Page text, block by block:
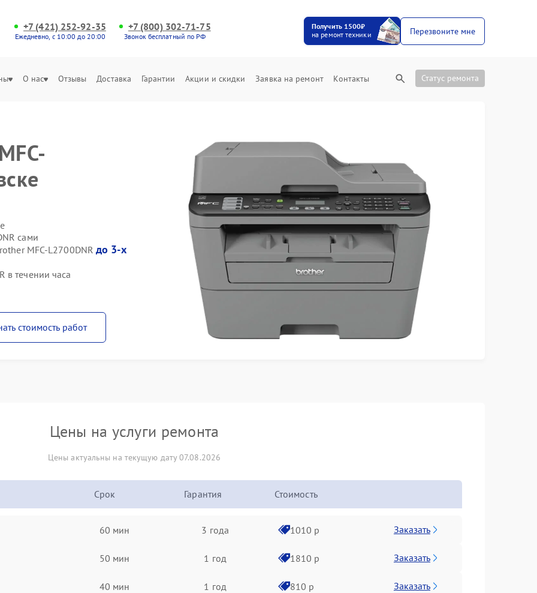
+7 (421) 252-92-35
Ежедневно, с 10:00 до 20:00
+7 (800) 302-71-75
Звонок бесплатный по РФ
Получить 1500₽
на ремонт техники
Перезвоните мне
О нас Отзывы Доставка Гарантии Акции и скидки Заявка на ремонт Контакты Статус ремонта
сами
MFC-L2700DNR до 3-х
в течении часа
стоимость работ
Цены на услуги ремонта
Цены актуальны на текущую дату 07.08.2026
Срок Гарантия Стоимость
60 мин 3 года 1010 р Заказать
50 мин 1 год 1810 р Заказать
40 мин 1 год 810 р Заказать